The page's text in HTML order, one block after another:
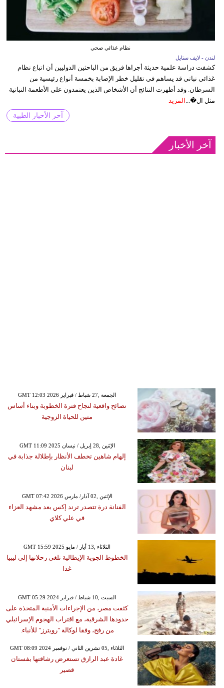
نظام غذائي صحي
لندن - لايف ستايل
كشفت دراسة علمية حديثة أجراها فريق من الباحثين الدوليين أن اتباع نظام
غذائي نباتي قد يساهم في تقليل خطر الإصابة بخمسة أنواع رئيسية من
السرطان. وقد أظهرت النتائج أن الأشخاص الذين يعتمدون على الأطعمة النباتية
مثل ال�...
المزيد
آخر الأخبار الطبية
آخر الأخبار
GMT 12:03 2026 الجمعة ,27 شباط / فبراير
نصائح واقعية لنجاح فترة الخطوبة وبناء أساس
متين للحياة الزوجية
GMT 11:09 2025 الإثنين ,28 إبريل / نيسان
إلهام شاهين تخطف الأنظار بإطلالة جذابة في
لبنان
GMT 07:42 2026 الإثنين ,02 آذار/ مارس
الفنانة درة تتصدر ترند إكس بعد مشهد العزاء
في علي كلاي
GMT 15:59 2025 الثلاثاء ,13 أيار / مايو
الخطوط الجوية الإيطالية تلغى رحلاتها إلى ليبيا
غدا
GMT 05:29 2024 السبت ,10 شباط / فبراير
كثفت مصر، من الإجراءات الأمنية المتخذة على
حدودها الشرقية، مع اقتراب الهجوم الإسرائيلي
من رفح، وفقا لوكالة "رويترز" للأنباء.
GMT 08:09 2024 الثلاثاء ,05 تشرين الثاني / نوفمبر
غادة عبد الرازق تستعرض رشاقتها بفستان
قصير